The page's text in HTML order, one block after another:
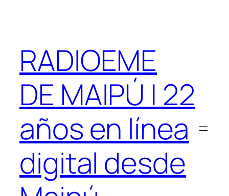
RADIOEME
DE MAIPÚ | 22
años en línea
digital desde